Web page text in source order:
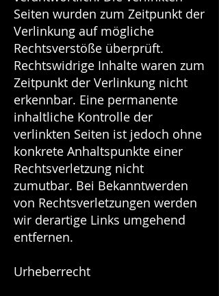
Seiten wurden zum Zeitpunkt der
Verlinkung auf mögliche
Rechtsverstöße überprüft.
Rechtswidrige Inhalte waren zum
Zeitpunkt der Verlinkung nicht
erkennbar. Eine permanente
inhaltliche Kontrolle der
verlinkten Seiten ist jedoch ohne
konkrete Anhaltspunkte einer
Rechtsverletzung nicht
zumutbar. Bei Bekanntwerden
von Rechtsverletzungen werden
wir derartige Links umgehend
entfernen.
Urheberrecht